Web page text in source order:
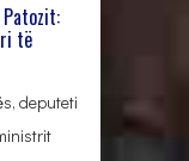
të
deputeti